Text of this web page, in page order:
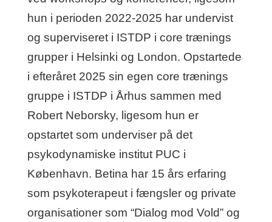
hun i perioden 2022-2025 har undervist
og superviseret i ISTDP i core trænings
grupper i Helsinki og London. Opstartede
i efteråret 2025 sin egen core trænings
gruppe i ISTDP i Århus sammen med
Robert Neborsky, ligesom hun er
opstartet som underviser på det
psykodynamiske institut PUC i
København. Betina har 15 års erfaring
som psykoterapeut i fængsler og private
organisationer som “Dialog mod Vold” og